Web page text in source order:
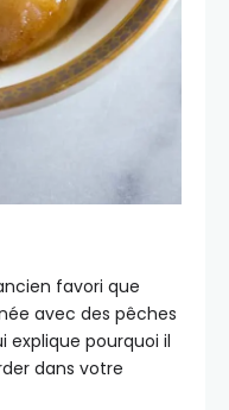
favori que
avec des pêches
explique pourquoi il
dans votre